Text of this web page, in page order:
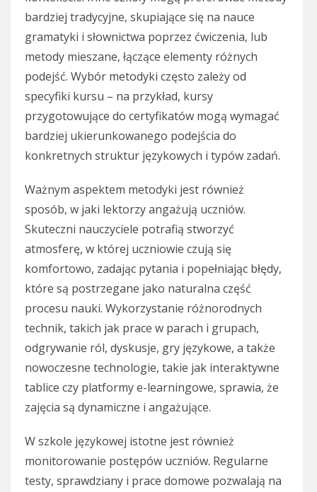
bardziej tradycyjne, skupiające się na nauce
gramatyki i słownictwa poprzez ćwiczenia, lub
metody mieszane, łączące elementy różnych
podejść. Wybór metodyki często zależy od
specyfiki kursu – na przykład, kursy
przygotowujące do certyfikatów mogą wymagać
bardziej ukierunkowanego podejścia do
konkretnych struktur językowych i typów zadań.
Ważnym aspektem metodyki jest również
sposób, w jaki lektorzy angażują uczniów.
Skuteczni nauczyciele potrafią stworzyć
atmosferę, w której uczniowie czują się
komfortowo, zadając pytania i popełniając błędy,
które są postrzegane jako naturalna część
procesu nauki. Wykorzystanie różnorodnych
technik, takich jak prace w parach i grupach,
odgrywanie ról, dyskusje, gry językowe, a także
nowoczesne technologie, takie jak interaktywne
tablice czy platformy e-learningowe, sprawia, że
zajęcia są dynamiczne i angażujące.
W szkole językowej istotne jest również
monitorowanie postępów uczniów. Regularne
testy, sprawdziany i prace domowe pozwalają na